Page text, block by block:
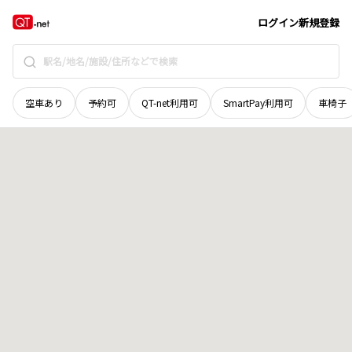
ログイン新規登録
空車あり 予約可 QT-net利用可 SmartPay利用可 車椅子
徳島県